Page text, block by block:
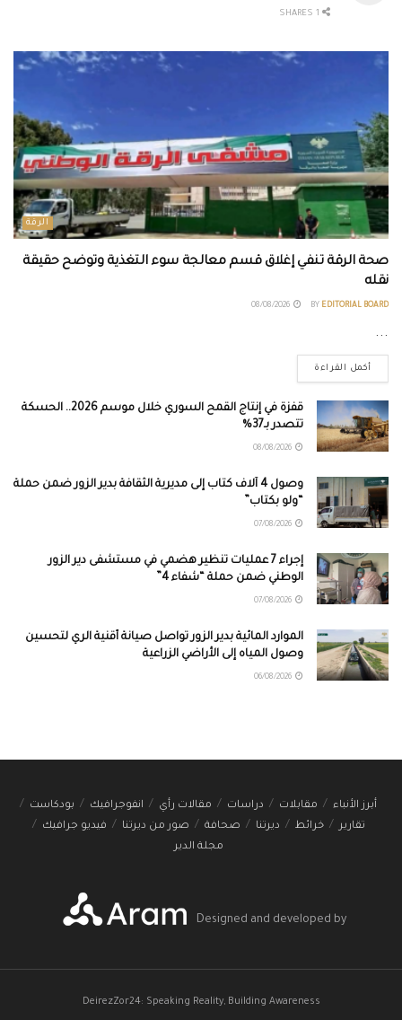
الرقة
صحة الرقة تنفي إغلاق قسم معالجة سوء التغذية وتوضح حقيقة
نقله
BY EDITORIAL BOARD
...
أكمل القراءة
قفزة في إنتاج القمح السوري خلال موسم 2026.. الحسكة
تتصدر بـ37%
وصول 4 آلاف كتاب إلى مديرية الثقافة بدير الزور ضمن حملة
“ولو بكتاب”
إجراء 7 عمليات تنظير هضمي في مستشفى دير الزور
الوطني ضمن حملة “شفاء 4”
الموارد المائية بدير الزور تواصل صيانة أقنية الري لتحسين
وصول المياه إلى الأراضي الزراعية
أبرز الأنباء مقابلات دراسات مقالات رأي انفوجرافيك
بودكاست
تقارير
خرائط ديرتنا صحافة صور من ديرتنا
فيديو جرافيك
مجلة الدير
Designed and developed by
DeirezZor24: Speaking Reality, Building Awareness